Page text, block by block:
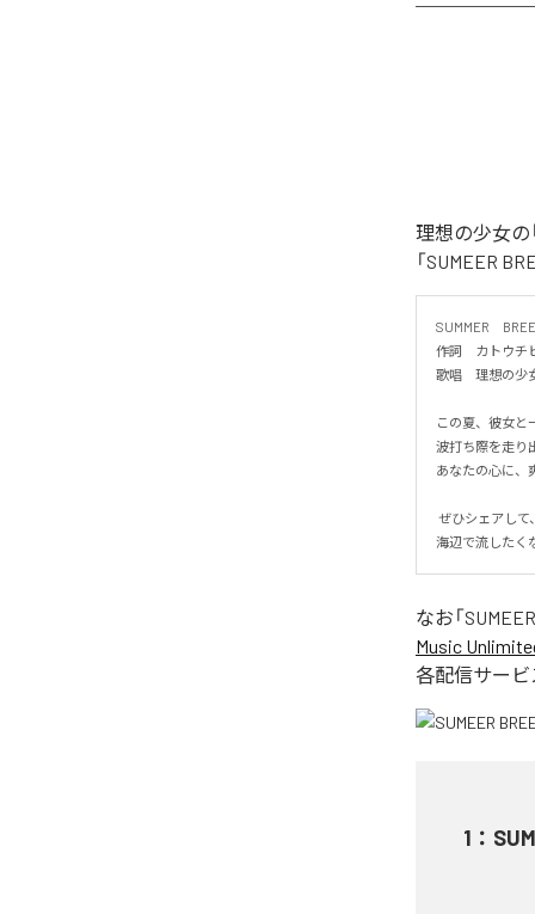
理想の少女の
「SUMEER
SUMMER　
作詞　カトウチ
歌唱　理想の少
この夏、彼女と
波打ち際を走り
あなたの心に、
海辺で流したく
なお「
Music
各配信サービ
1 ：